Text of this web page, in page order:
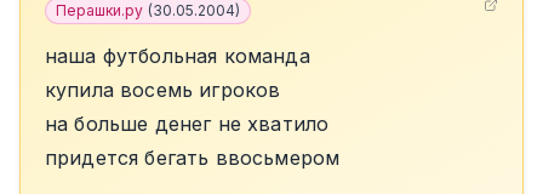
Перашки.ру (30.05.2004)
наша футбольная команда
купила восемь игроков
на больше денег не хватило
придется бегать ввосьмером